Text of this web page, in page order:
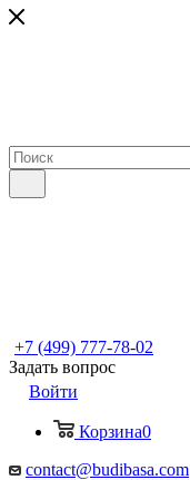
+7 (499) 777-78-02
Задать вопрос
Войти
Корзина0
contact@budibasa.com